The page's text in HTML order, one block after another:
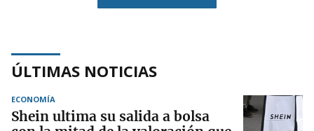
ÚLTIMAS NOTICIAS
ECONOMÍA
Shein ultima su salida a bolsa